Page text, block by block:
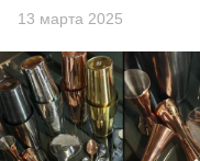
13 марта 2025